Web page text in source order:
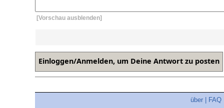
[Vorschau ausblenden]
über FAQ